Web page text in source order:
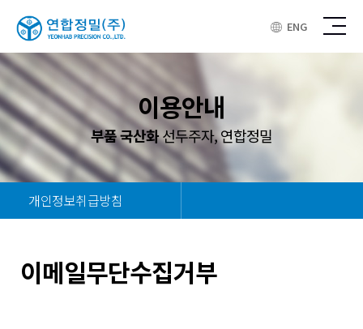
ENG
이용안내
부품 국산화선두주자, 연합정밀
개인정보취급방침
이메일무단수집거부